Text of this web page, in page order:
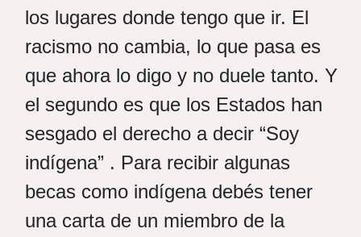
los lugares donde tengo que ir. El
racismo no cambia, lo que pasa es
que ahora lo digo y no duele tanto. Y
el segundo es que los Estados han
sesgado el derecho a decir “Soy
indígena” . Para recibir algunas
becas como indígena debés tener
una carta de un miembro de la